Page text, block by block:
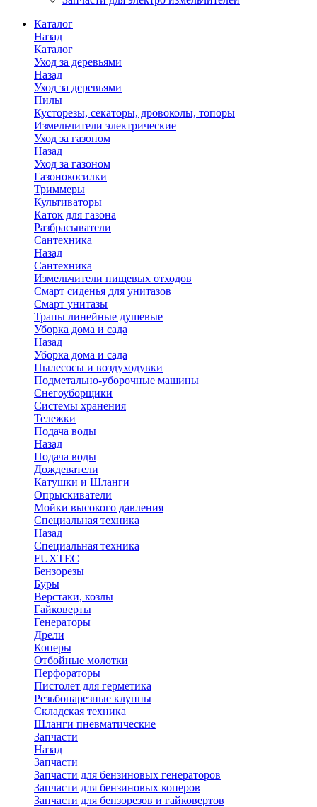
Каталог
Назад
Каталог
Уход за деревьями
Назад
Уход за деревьями
Пилы
Кусторезы, секаторы, дровоколы, топоры
Измельчители электрические
Уход за газоном
Назад
Уход за газоном
Газонокосилки
Триммеры
Культиваторы
Каток для газона
Разбрасыватели
Сантехника
Назад
Сантехника
Измельчители пищевых отходов
Смарт сиденья для унитазов
Смарт унитазы
Трапы линейные душевые
Уборка дома и сада
Назад
Уборка дома и сада
Пылесосы и воздуходувки
Подметально-уборочные машины
Снегоуборщики
Системы хранения
Тележки
Подача воды
Назад
Подача воды
Дождеватели
Катушки и Шланги
Опрыскиватели
Мойки высокого давления
Специальная техника
Назад
Специальная техника
FUXTEC
Бензорезы
Буры
Верстаки, козлы
Гайковерты
Генераторы
Дрели
Коперы
Отбойные молотки
Перфораторы
Пистолет для герметика
Резьбонарезные клуппы
Складская техника
Шланги пневматические
Запчасти
Назад
Запчасти
Запчасти для бензиновых генераторов
Запчасти для бензиновых коперов
Запчасти для бензорезов и гайковертов